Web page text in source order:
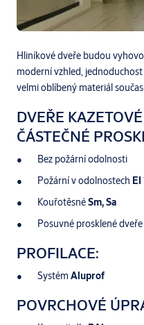
Hliníkové dveře budou
moderní vzhled,
velmi oblíbený materiál
DVEŘE
ČÁSTEČNÉ
Bez požární odolnosti
Požární v odolnostech
KouřotěsnéSm, Sa
Posuvné prosklené
PROFILACE:
Systém Aluprof
POVRCHOVÉ